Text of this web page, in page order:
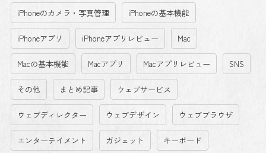
iPhoneのカメラ・写真管理 iPhoneの基本機能
iPhoneアプリ iPhoneアプリレビュー Mac
Macの基本機能 Macアプリ Macアプリレビュー SNS
その他 まとめ記事 ウェブサービス
ウェブディレクター ウェブデザイン ウェブブラウザ
エンターテイメント ガジェット キーボード